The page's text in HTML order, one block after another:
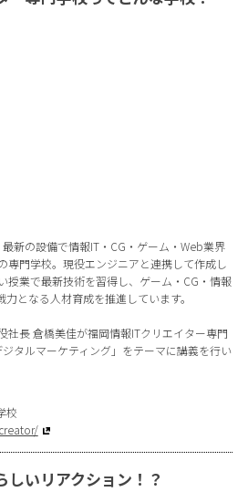
新の設備で情報IT・CG・ゲーム・Web業界
専門学校。現役エンジニアと連携して作成し
授業で最新技術を習得し、ゲーム・CG・情報
となる人材育成を推進しています。
社長 倉橋美佳が福岡情報ITクリエイター専門
タルマーケティング」をテーマに講義を行い
校
しいリアクション！？